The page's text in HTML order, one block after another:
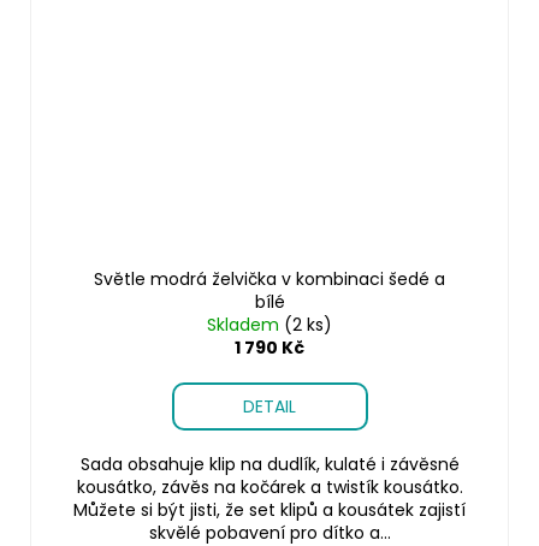
Světle modrá želvička v kombinaci šedé a
bílé
Skladem (2 ks)
1 790 Kč
DETAIL
Sada obsahuje klip na dudlík, kulaté i závěsné
kousátko, závěs na kočárek a twistík kousátko.
Můžete si být jisti, že set klipů a kousátek zajistí
skvělé pobavení pro dítko a...